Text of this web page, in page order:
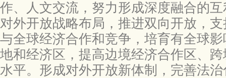
作、人文交流，努力形成深度融合的
对外开放战略布局，推进双向开放，
与全球经济合作和竞争，培育有全球
地和经济区，提高边境经济合作区、
水平。形成对外开放新体制，完善法